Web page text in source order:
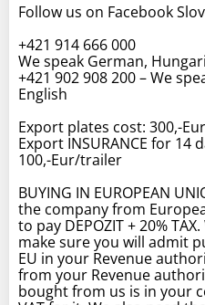
Follow us on Facebook
+421 914 666 000
We speak German,
+421 902 908 200 – We
English
Export plates cost: 300,-
Export INSURANCE for 14
100,-Eur/trailer
BUYING IN EUROPEAN
the company from
to pay DEPOZIT + 20%
make sure you will admit
EU in your Revenue
from your Revenue
bought from us is in your